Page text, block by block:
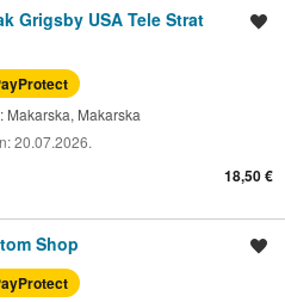
Grigsby USA Tele Strat
Makarska, Makarska
20.07.2026.
18,50 €
Shop